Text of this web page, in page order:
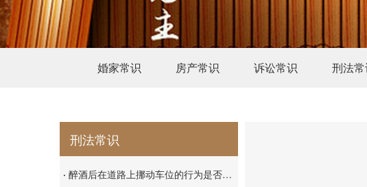
婚家常识 房产常识 诉讼常识 刑法
刑法常识
· 醉酒后在道路上挪动车位的行为是否构成危险驾驶罪